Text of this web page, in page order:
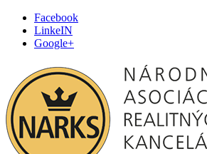
Facebook
LinkeIN
Google+